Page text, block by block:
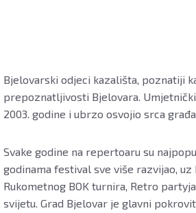
Bjelovarski odjeci kazališta, poznatiji
prepoznatljivosti Bjelovara.
2003. godine i ubrzo osvojio srca
Svake godine na repertoaru su
godinama festival sve više razvijao,
Rukometnog BOK turnira, Retro
svijetu. Grad Bjelovar je glavni